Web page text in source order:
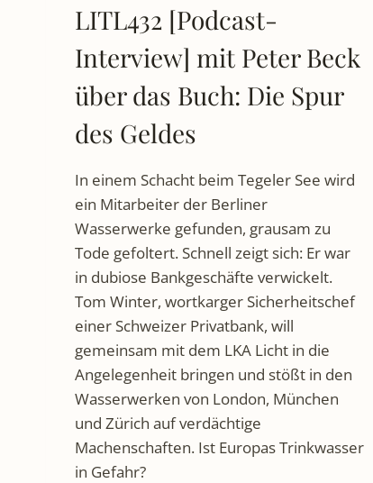
LITL432 [Podcast-
Interview] mit Peter Beck
über das Buch: Die Spur
des Geldes
In einem Schacht beim Tegeler See wird
ein Mitarbeiter der Berliner
Wasserwerke gefunden, grausam zu
Tode gefoltert. Schnell zeigt sich: Er war
in dubiose Bankgeschäfte verwickelt.
Tom Winter, wortkarger Sicherheitschef
einer Schweizer Privatbank, will
gemeinsam mit dem LKA Licht in die
Angelegenheit bringen und stößt in den
Wasserwerken von London, München
und Zürich auf verdächtige
Machenschaften. Ist Europas Trinkwasser
in Gefahr?